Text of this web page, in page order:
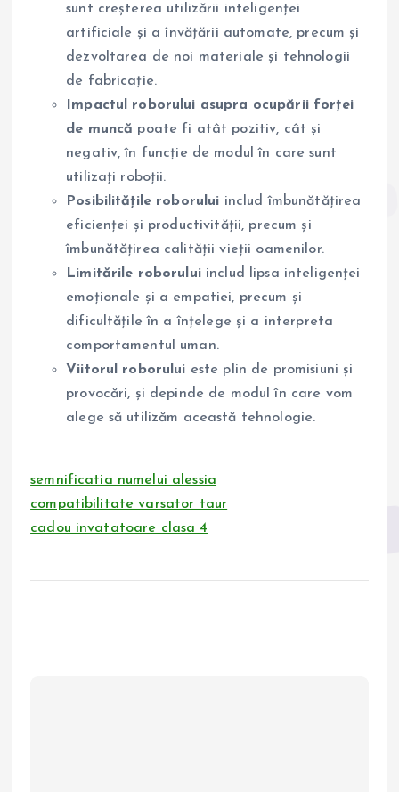
sunt creșterea utilizării inteligenței
artificiale și a învățării automate, precum și
dezvoltarea de noi materiale și tehnologii
de fabricație.
Impactul roborului asupra ocupării forței
de muncă poate fi atât pozitiv, cât și
negativ, în funcție de modul în care sunt
utilizați roboții.
Posibilitățile roborului includ îmbunătățirea
eficienței și productivității, precum și
îmbunătățirea calității vieții oamenilor.
Limitările roboruluiinclud lipsa inteligenței
emoționale și a empatiei, precum și
dificultățile în a înțelege și a interpreta
comportamentul uman.
Viitorul roborului este plin de promisiuni și
provocări, și depinde de modul în care vom
alege să utilizăm această tehnologie.
semnificatia numelui alessia
compatibilitate varsator taur
cadou invatatoare clasa 4